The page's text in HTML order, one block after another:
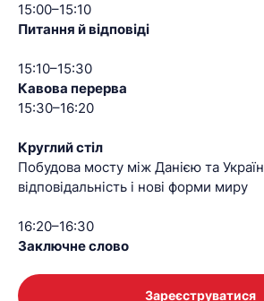
15:00–15:10
Питання й відповіді
15:10–15:30
Кавова перерва
15:30–16:20
Круглий стіл
Побудова мосту між Данією та
відповідальність і нові форми миру
16:20–16:30
Заключне слово
Зареєструватися